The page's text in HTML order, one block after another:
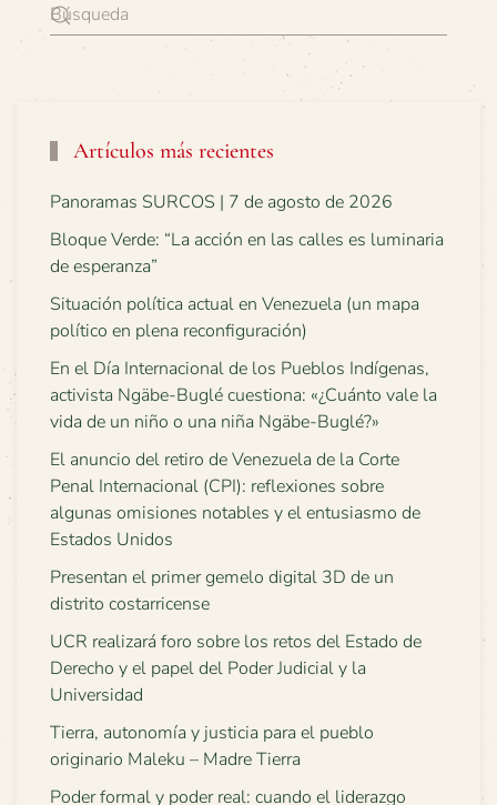
Artículos más recientes
Panoramas SURCOS | 7 de agosto de 2026
Bloque Verde: “La acción en las calles es luminaria
de esperanza”
Situación política actual en Venezuela (un mapa
político en plena reconfiguración)
En el Día Internacional de los Pueblos Indígenas,
activista Ngäbe-Buglé cuestiona: «¿Cuánto vale la
vida de un niño o una niña Ngäbe-Buglé?»
El anuncio del retiro de Venezuela de la Corte
Penal Internacional (CPI): reflexiones sobre
algunas omisiones notables y el entusiasmo de
Estados Unidos
Presentan el primer gemelo digital 3D de un
distrito costarricense
UCR realizará foro sobre los retos del Estado de
Derecho y el papel del Poder Judicial y la
Universidad
Tierra, autonomía y justicia para el pueblo
originario Maleku – Madre Tierra
Poder formal y poder real: cuando el liderazgo